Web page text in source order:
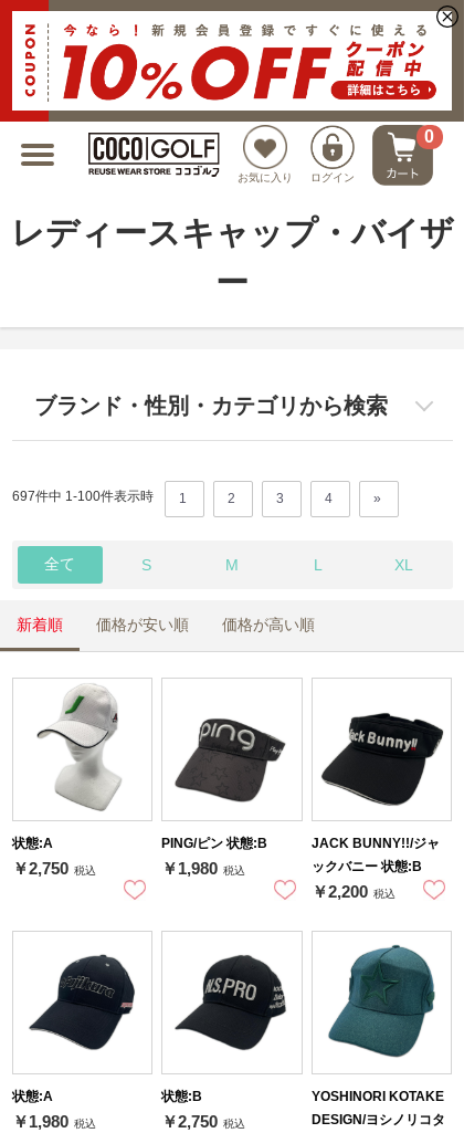
お気に入り ログイン
0
新規会員登録でクーポンプレゼント
レディースキャップ・バイザ
ー
ブランド・性別・カテゴリから検索
697件中 1-100件表示時 1 2 3 4 »
全て S M L XL
新着順 価格が安い順 価格が高い順
状態:A
￥2,750 税込
PING/ピン 状態:B
￥1,980 税込
JACK BUNNY!!/ジャ
ックバニー 状態:B
￥2,200 税込
状態:A
￥1,980 税込
状態:B
￥2,750 税込
YOSHINORI KOTAKE
DESIGN/ヨシノリコタ